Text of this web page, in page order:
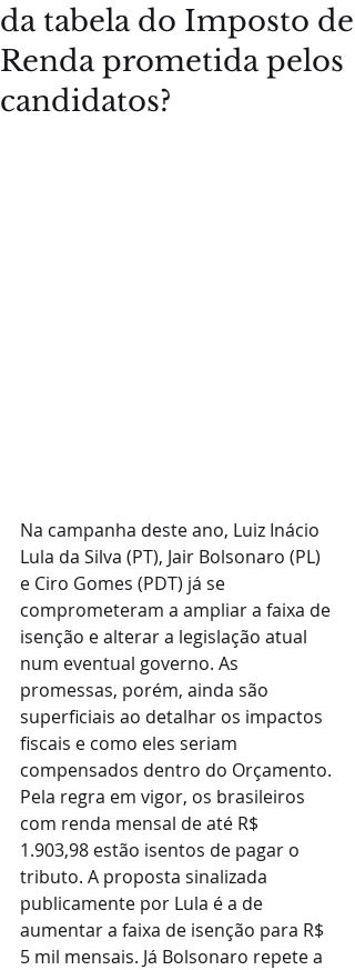
da tabela do Imposto de
Renda prometida pelos
candidatos?
Na campanha deste ano, Luiz Inácio
Lula da Silva (PT), Jair Bolsonaro (PL)
e Ciro Gomes (PDT) já se
comprometeram a ampliar a faixa de
isenção e alterar a legislação atual
num eventual governo. As
promessas, porém, ainda são
superficiais ao detalhar os impactos
fiscais e como eles seriam
compensados dentro do Orçamento.
Pela regra em vigor, os brasileiros
com renda mensal de até R$
1.903,98 estão isentos de pagar o
tributo. A proposta sinalizada
publicamente por Lula é a de
aumentar a faixa de isenção para R$
5 mil mensais. Já Bolsonaro repete a